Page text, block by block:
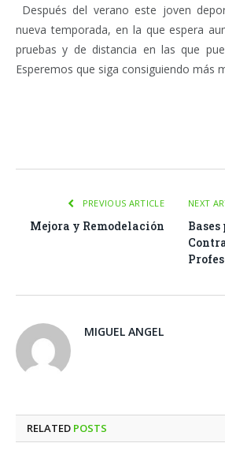
Después del verano este joven
nueva temporada, en la que espera
pruebas y de distancia en las que
Esperemos que siga consiguiendo más
PREVIOUS ARTICLE
Mejora y Remodelación
NEXT
MIGUEL ANGEL
RELATED POSTS